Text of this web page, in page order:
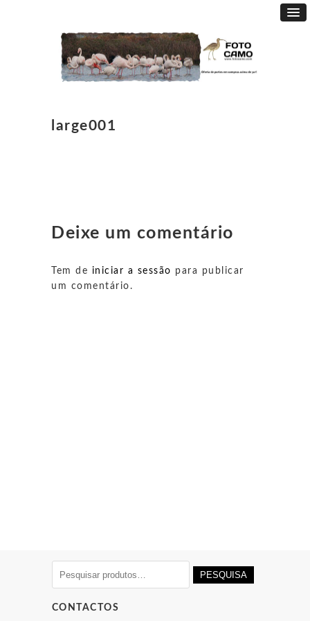
large001
Deixe um comentário
Tem de iniciar a sessão para publicar
um comentário.
por:
PESQUISA
CONTACTOS